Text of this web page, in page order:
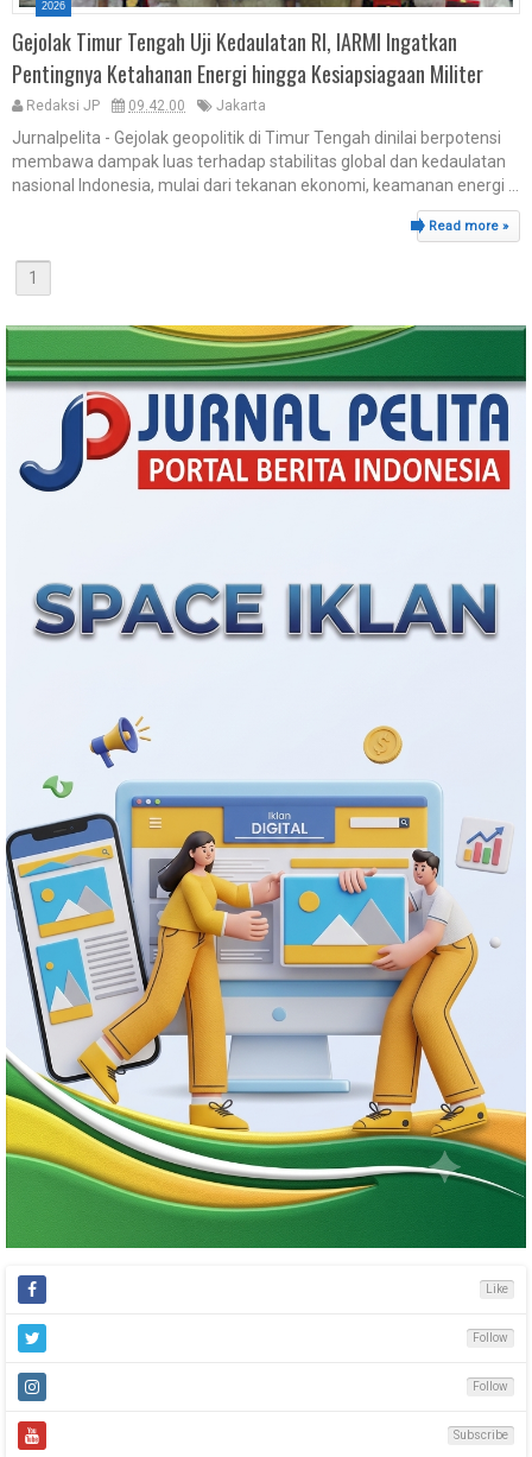
Gejolak Timur Tengah Uji Kedaulatan RI, IARMI Ingatkan
Pentingnya Ketahanan Energi hingga Kesiapsiagaan Militer
Redaksi JP 09.42.00 Jakarta
Jurnalpelita - Gejolak geopolitik di Timur Tengah dinilai berpotensi
membawa dampak luas terhadap stabilitas global dan kedaulatan
nasional Indonesia, mulai dari tekanan ekonomi, keamanan energi ...
Read more »
2026
1
Like
Follow
Follow
Subscribe